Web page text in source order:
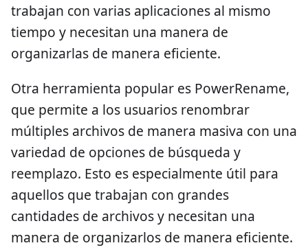
trabajan con varias aplicaciones al mismo
tiempo y necesitan una manera de
organizarlas de manera eficiente.
Otra herramienta popular es PowerRename,
que permite a los usuarios renombrar
múltiples archivos de manera masiva con una
variedad de opciones de búsqueda y
reemplazo. Esto es especialmente útil para
aquellos que trabajan con grandes
cantidades de archivos y necesitan una
manera de organizarlos de manera eficiente.